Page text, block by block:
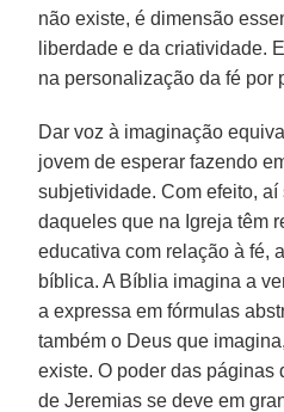
não existe, é dimensão
liberdade e da criatividade.
na personalização da fé por
Dar voz à imaginação
jovem de esperar fazendo
subjetividade. Com efeito, aí
daqueles que na Igreja têm
educativa com relação à fé,
bíblica. A Bíblia imagina a
a expressa em fórmulas
também o Deus que
existe. O poder das páginas
de Jeremias se deve em